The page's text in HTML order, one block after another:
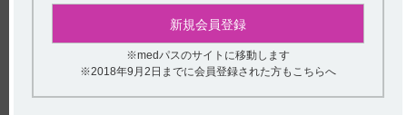
新規会員登録
※medパスのサイトに移動します
※2018年9月2日までに会員登録された方もこちらへ
インターネットでのお問い合わせ